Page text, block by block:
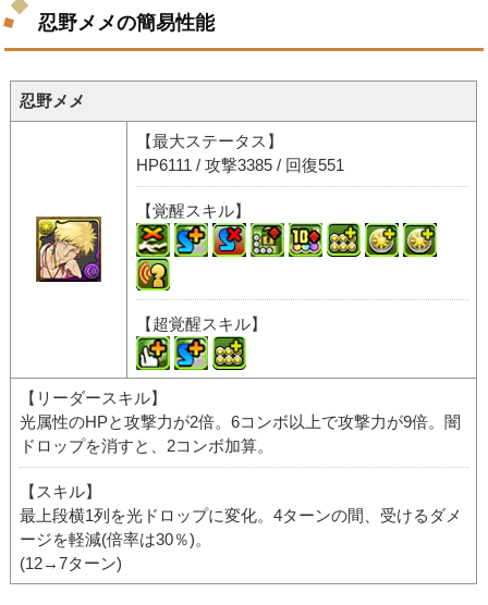
忍野メメの簡易性能
忍野メメ
【最大ステータス】
HP6111 / 攻撃3385 / 回復551
【覚醒スキル】
【超覚醒スキル】
【リーダースキル】
光属性のHPと攻撃力が2倍。6コンボ以上で攻撃力が9倍。闇
ドロップを消すと、2コンボ加算。
【スキル】
最上段横1列を光ドロップに変化。4ターンの間、受けるダメ
ージを軽減(倍率は30％)。
(12→7ターン)